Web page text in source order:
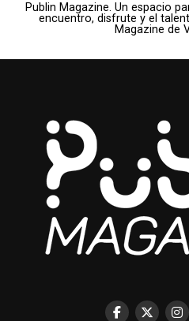
Publin Magazine. Un espacio
encuentro, disfrute y el
Magazine de